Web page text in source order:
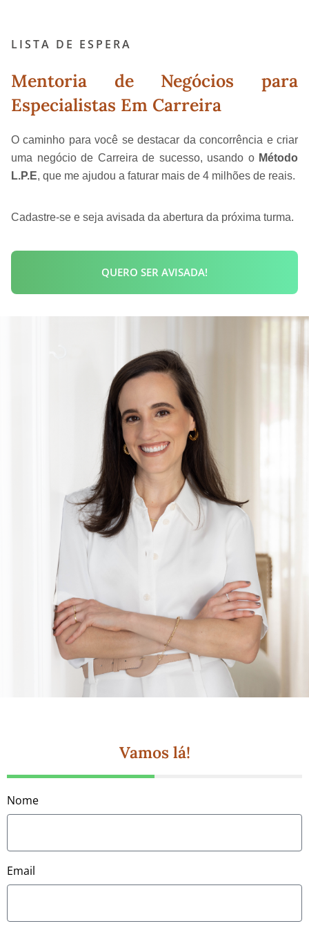
LISTA DE ESPERA
Mentoria de Negócios para
Especialistas Em Carreira
O caminho para você se destacar da concorrência e criar
uma negócio de Carreira de sucesso, usando o Método
L.P.E, que me ajudou a faturar mais de 4 milhões de reais.
Cadastre-se e seja avisada da abertura da próxima turma.
QUERO SER AVISADA!
Vamos lá!
Nome
Email